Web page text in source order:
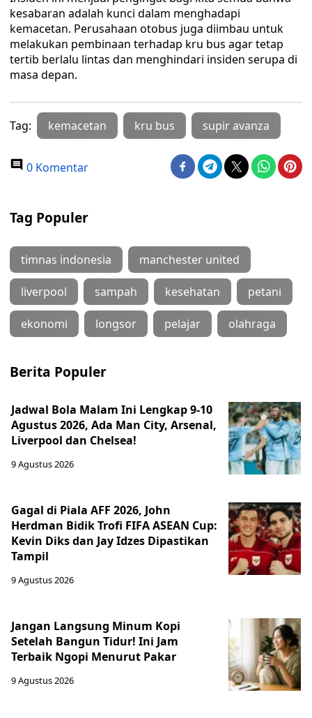
kesabaran adalah kunci dalam menghadapi
kemacetan. Perusahaan otobus juga diimbau untuk
melakukan pembinaan terhadap kru bus agar tetap
tertib berlalu lintas dan menghindari insiden serupa di
masa depan.
Tag: kemacetan kru bus supir avanza
0 Komentar
Tag Populer
timnas indonesia manchester united
liverpool sampah kesehatan petani
ekonomi longsor pelajar olahraga
Berita Populer
Jadwal Bola Malam Ini Lengkap 9-10
Agustus 2026, Ada Man City, Arsenal,
Liverpool dan Chelsea!
9 Agustus 2026
Gagal di Piala AFF 2026, John
Herdman Bidik Trofi FIFA ASEAN Cup:
Kevin Diks dan Jay Idzes Dipastikan
Tampil
9 Agustus 2026
Jangan Langsung Minum Kopi
Setelah Bangun Tidur! Ini Jam
Terbaik Ngopi Menurut Pakar
9 Agustus 2026